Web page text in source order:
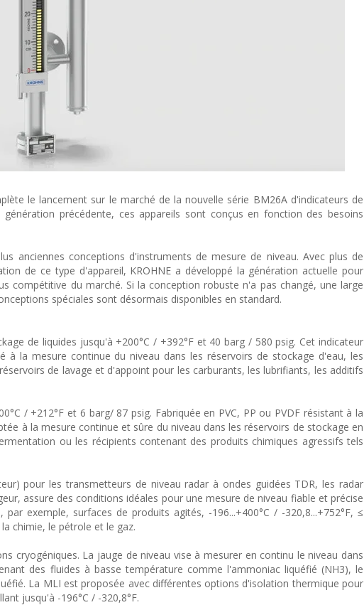
le lancement sur le marché de la nouvelle série BM26A d'indicateurs de
précédente, ces appareils sont conçus en fonction des besoins
anciennes conceptions d'instruments de mesure de niveau. Avec plus de
de ce type d'appareil, KROHNE a développé la génération actuelle pour
compétitive du marché. Si la conception robuste n'a pas changé, une large
spéciales sont désormais disponibles en standard.
de liquides jusqu'à +200°C / +392°F et 40 barg / 580 psig. Cet indicateur
à la mesure continue du niveau dans les réservoirs de stockage d'eau, les
de lavage et d'appoint pour les carburants, les lubrifiants, les additifs
/ +212°F et 6 barg/ 87 psig. Fabriquée en PVC, PP ou PVDF résistant à la
à la mesure continue et sûre du niveau dans les réservoirs de stockage en
ou les récipients contenant des produits chimiques agressifs tels
pour les transmetteurs de niveau radar à ondes guidées TDR, les radar
assure des conditions idéales pour une mesure de niveau fiable et précise
exemple, surfaces de produits agités, -196...+400°C / -320,8...+752°F, ≤
chimie, le pétrole et le gaz.
cryogéniques. La jauge de niveau vise à mesurer en continu le niveau dans
des fluides à basse température comme l'ammoniac liquéfié (NH3), le
La MLI est proposée avec différentes options d'isolation thermique pour
jusqu'à -196°C / -320,8°F.